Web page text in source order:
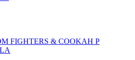
FIGHTERS & COOKAH P